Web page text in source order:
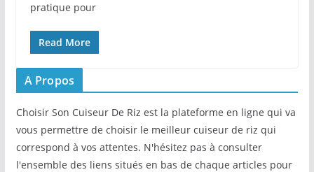
pratique pour
Read More
A Propos
Choisir Son Cuiseur De Riz est la plateforme en ligne qui va
vous permettre de choisir le meilleur cuiseur de riz qui
correspond à vos attentes. N'hésitez pas à consulter
l'ensemble des liens situés en bas de chaque articles pour